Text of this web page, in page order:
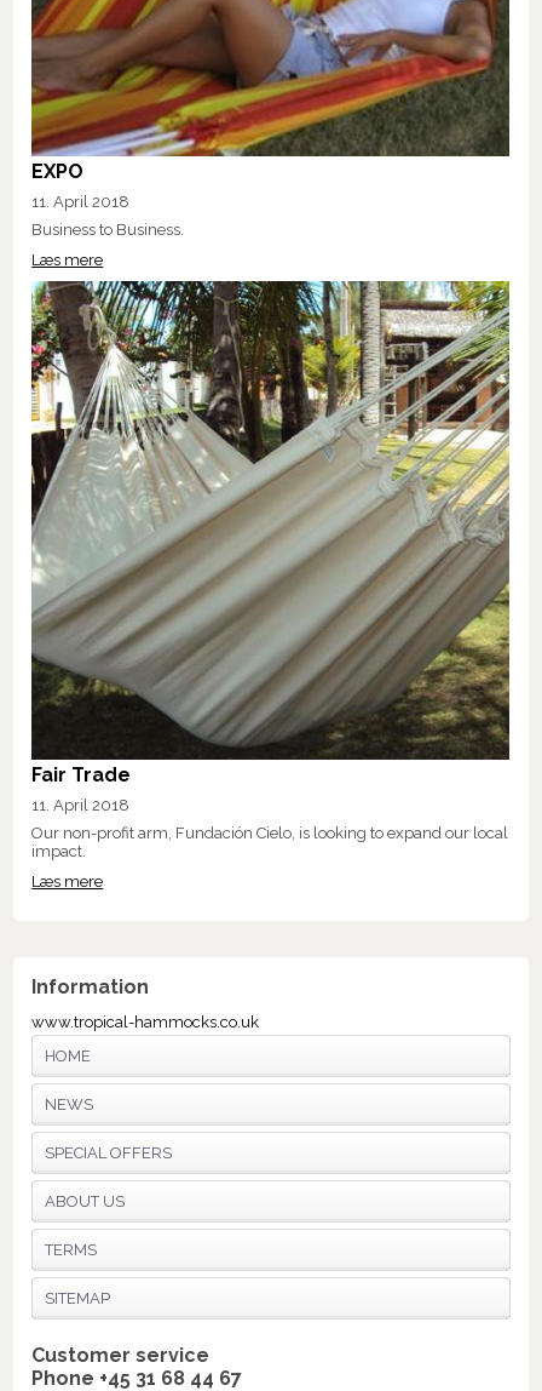
EXPO
11. April 2018
Business to Business.
Læs mere
Fair Trade
11. April 2018
Our non-profit arm, Fundación Cielo, is looking to expand our local
impact.
Læs mere
Information
www.tropical-hammocks.co.uk
HOME
NEWS
SPECIAL OFFERS
ABOUT US
TERMS
SITEMAP
Customer service
Phone +45 31 68 44 67